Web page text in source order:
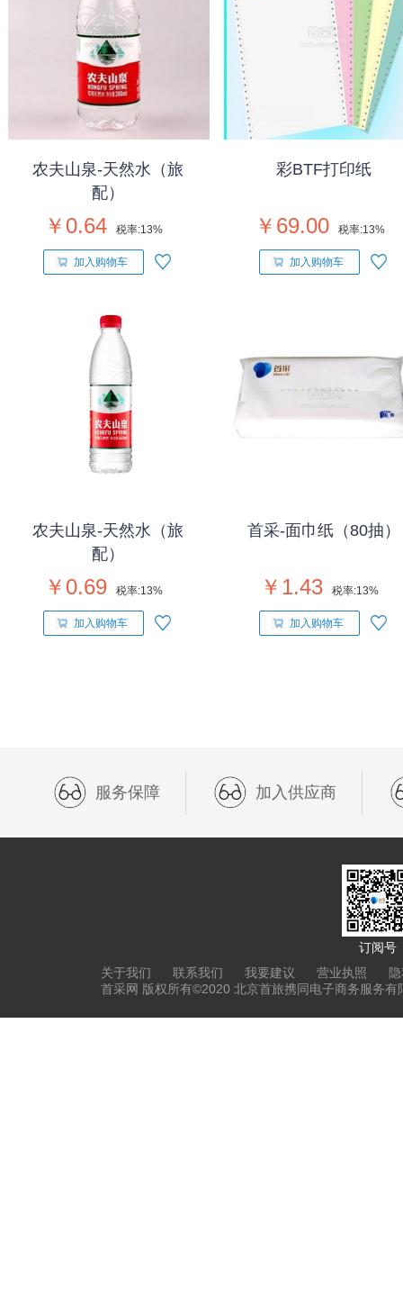
农夫山泉-天然水（旅
配）
￥0.64 税率:13%
加入购物车
彩BTF打印纸
￥69.00 税率:13%
加入购物车
农夫山泉-天然水（旅
配）
￥0.69 税率:13%
加入购物车
首采-面巾纸（80抽）
￥1.43 税率:13%
加入购物车
服务保障 加入供应商
订阅号
关于我们
联系我们 我要建议 营业执照
首采网 版权所有©2020 北京首旅携同电子商务服务有